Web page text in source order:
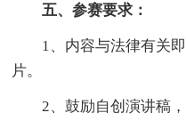
五、参赛要求：
1、内容与法律有关即
片。
2、鼓励自创演讲稿，